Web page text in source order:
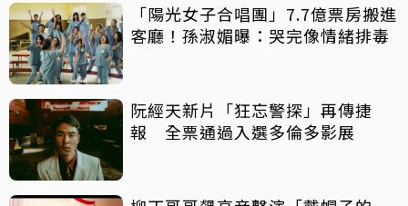
「陽光女子合唱團」7.7億票房搬進
客廳！孫淑媚曝：哭完像情緒排毒
阮經天新片「狂忘警探」再傳捷
報 全票通過入選多倫多影展